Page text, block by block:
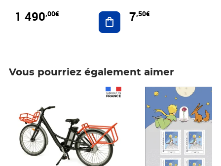
1 490,00€ Ajouter au panier
7,50€
Vous pourriez également aimer
Prix 7,50€